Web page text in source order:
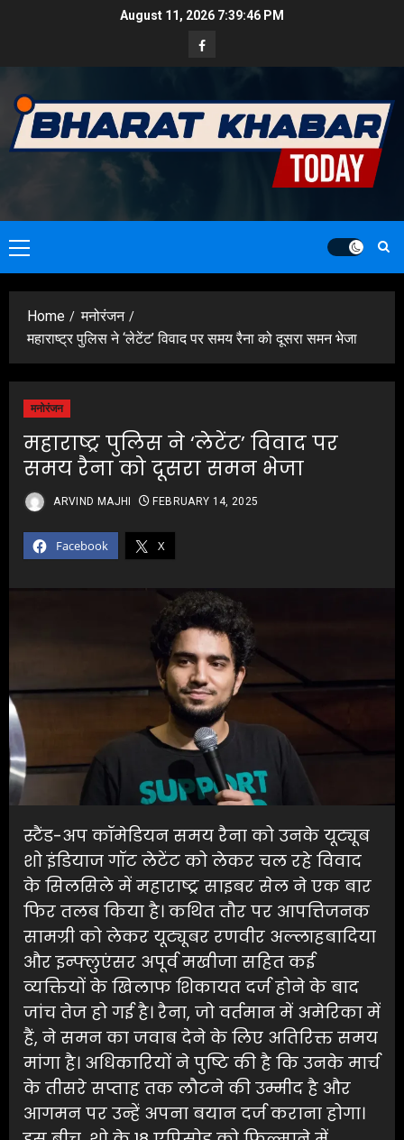
August 11, 2026 7:39:48 PM
Facebook
Primary
Menu
Home
मनोरंजन
महाराष्ट्र पुलिस ने ‘लेटेंट’ विवाद पर समय रैना को दूसरा समन भेजा
मनोरंजन
महाराष्ट्र पुलिस ने ‘लेटेंट’ विवाद पर
समय रैना को दूसरा समन भेजा
Facebook X
ARVIND MAJHI FEBRUARY 14, 2025
स्टैंड-अप कॉमेडियन समय रैना को उनके यूट्यूब
शो इंडियाज गॉट लेटेंट को लेकर चल रहे विवाद
के सिलसिले में महाराष्ट्र साइबर सेल ने एक बार
फिर तलब किया है। कथित तौर पर आपत्तिजनक
सामग्री को लेकर यूट्यूबर रणवीर अल्लाहबादिया
और इन्फ्लुएंसर अपूर्व मखीजा सहित कई
व्यक्तियों के खिलाफ शिकायत दर्ज होने के बाद
जांच तेज हो गई है। रैना, जो वर्तमान में अमेरिका में
हैं, ने समन का जवाब देने के लिए अतिरिक्त समय
मांगा है। अधिकारियों ने पुष्टि की है कि उनके मार्च
के तीसरे सप्ताह तक लौटने की उम्मीद है और
आगमन पर उन्हें अपना बयान दर्ज कराना होगा।